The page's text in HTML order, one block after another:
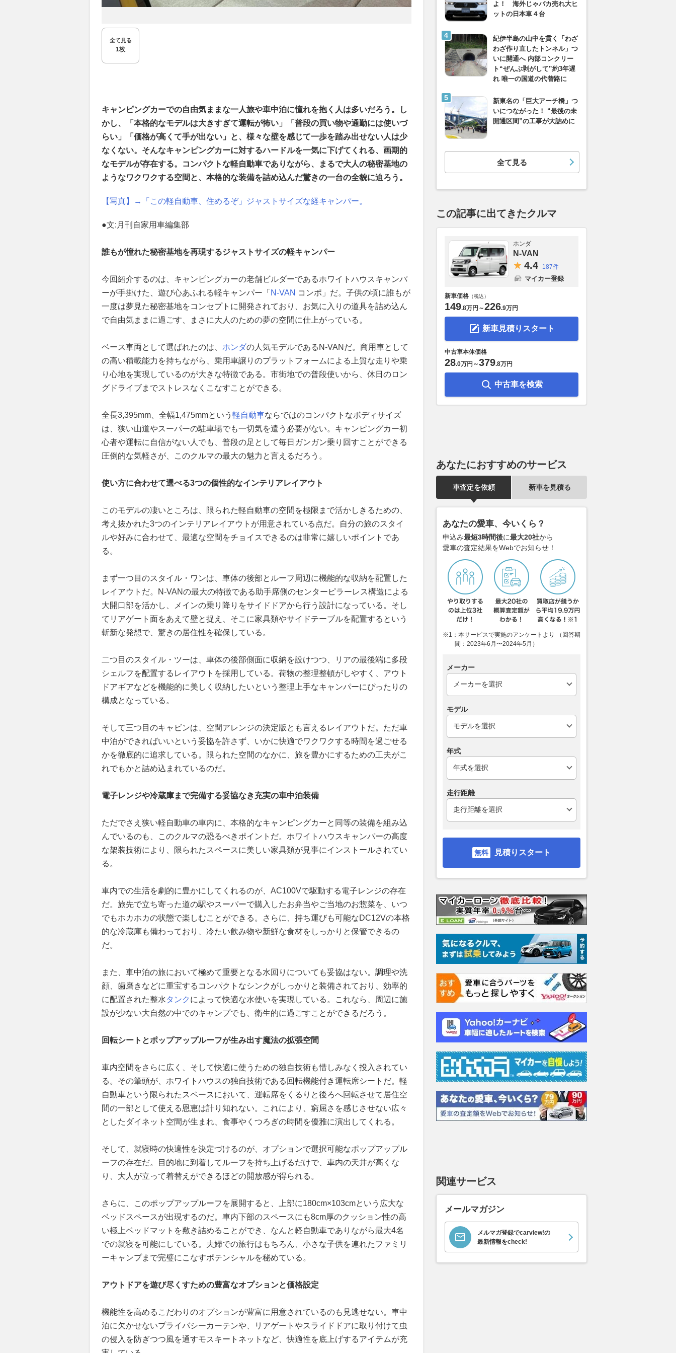
全て見る
1枚
キャンピングカーでの自由気ままな一人旅や車中泊に憧れを抱く人は多いだろう。し
かし、「本格的なモデルは大きすぎて運転が怖い」「普段の買い物や通勤には使いづ
らい」「価格が高くて手が出ない」と、様々な壁を感じて一歩を踏み出せない人は少
なくない。そんなキャンピングカーに対するハードルを一気に下げてくれる、画期的
なモデルが存在する。コンパクトな軽自動車でありながら、まるで大人の秘密基地の
ようなワクワクする空間と、本格的な装備を詰め込んだ驚きの一台の全貌に迫ろう。
【写真】→「この軽自動車、住めるぞ」ジャストサイズな経キャンパー。
●文:月刊自家用車編集部
誰もが憧れた秘密基地を再現するジャストサイズの軽キャンパー
今回紹介するのは、キャンピングカーの老舗ビルダーであるホワイトハウスキャンパ
ーが手掛けた、遊び心あふれる軽キャンパー「 N-VAN コンポ」だ。子供の頃に誰もが
一度は夢見た秘密基地をコンセプトに開発されており、お気に入りの道具を詰め込ん
で自由気ままに過ごす、まさに大人のための夢の空間に仕上がっている。
ベース車両として選ばれたのは、 ホンダの人気モデルであるN-VANだ。商用車として
の高い積載能力を持ちながら、乗用車譲りのプラットフォームによる上質な走りや乗
り心地を実現しているのが大きな特徴である。市街地での普段使いから、休日のロン
グドライブまでストレスなくこなすことができる。
全長3,395mm、全幅1,475mmという 軽自動車ならではのコンパクトなボディサイズ
は、狭い山道やスーパーの駐車場でも一切気を遣う必要がない。キャンピングカー初
心者や運転に自信がない人でも、普段の足として毎日ガンガン乗り回すことができる
圧倒的な気軽さが、このクルマの最大の魅力と言えるだろう。
使い方に合わせて選べる3つの個性的なインテリアレイアウト
このモデルの凄いところは、限られた軽自動車の空間を極限まで活かしきるための、
考え抜かれた3つのインテリアレイアウトが用意されている点だ。自分の旅のスタイ
ルや好みに合わせて、最適な空間をチョイスできるのは非常に嬉しいポイントであ
る。
まず一つ目のスタイル・ワンは、車体の後部とルーフ周辺に機能的な収納を配置した
レイアウトだ。N-VANの最大の特徴である助手席側のセンターピラーレス構造による
大開口部を活かし、メインの乗り降りをサイドドアから行う設計になっている。そし
てリアゲート面をあえて壁と捉え、そこに家具類やサイドテーブルを配置するという
斬新な発想で、驚きの居住性を確保している。
二つ目のスタイル・ツーは、車体の後部側面に収納を設けつつ、リアの最後端に多段
シェルフを配置するレイアウトを採用している。荷物の整理整頓がしやすく、アウト
ドアギアなどを機能的に美しく収納したいという整理上手なキャンパーにぴったりの
構成となっている。
そして三つ目のキャビンは、空間アレンジの決定版とも言えるレイアウトだ。ただ車
中泊ができればいいという妥協を許さず、いかに快適でワクワクする時間を過ごせる
かを徹底的に追求している。限られた空間のなかに、旅を豊かにするための工夫がこ
れでもかと詰め込まれているのだ。
電子レンジや冷蔵庫まで完備する妥協なき充実の車中泊装備
ただでさえ狭い軽自動車の車内に、本格的なキャンピングカーと同等の装備を組み込
んでいるのも、このクルマの恐るべきポイントだ。ホワイトハウスキャンパーの高度
な架装技術により、限られたスペースに美しい家具類が見事にインストールされてい
る。
車内での生活を劇的に豊かにしてくれるのが、AC100Vで駆動する電子レンジの存在
だ。旅先で立ち寄った道の駅やスーパーで購入したお弁当やご当地のお惣菜を、いつ
でもホカホカの状態で楽しむことができる。さらに、持ち運びも可能なDC12Vの本格
的な冷蔵庫も備わっており、冷たい飲み物や新鮮な食材をしっかりと保管できるの
だ。
また、車中泊の旅において極めて重要となる水回りについても妥協はない。調理や洗
顔、歯磨きなどに重宝するコンパクトなシンクがしっかりと装備されており、効率的
に配置された整水タンク によって快適な水使いを実現している。これなら、周辺に施
設が少ない大自然の中でのキャンプでも、衛生的に過ごすことができるだろう。
回転シートとポップアップルーフが生み出す魔法の拡張空間
車内空間をさらに広く、そして快適に使うための独自技術も惜しみなく投入されてい
る。その筆頭が、ホワイトハウスの独自技術である回転機能付き運転席シートだ。軽
自動車という限られたスペースにおいて、運転席をくるりと後ろへ回転させて居住空
間の一部として使える恩恵は計り知れない。これにより、窮屈さを感じさせない広々
としたダイネット空間が生まれ、食事やくつろぎの時間を優雅に演出してくれる。
そして、就寝時の快適性を決定づけるのが、オプションで選択可能なポップアップル
ーフの存在だ。目的地に到着してルーフを持ち上げるだけで、車内の天井が高くな
り、大人が立って着替えができるほどの開放感が得られる。
さらに、このポップアップルーフを展開すると、上部に180cm×103cmという広大な
ベッドスペースが出現するのだ。車内下部のスペースにも8cm厚のクッション性の高
い極上ベッドマットを敷き詰めることができ、なんと軽自動車でありながら最大4名
での就寝を可能にしている。夫婦での旅行はもちろん、小さな子供を連れたファミリ
ーキャンプまで完璧にこなすポテンシャルを秘めている。
アウトドアを遊び尽くすための豊富なオプションと価格設定
機能性を高めるこだわりのオプションが豊富に用意されているのも見逃せない。車中
泊に欠かせないプライバシーカーテンや、リアゲートやスライドドアに取り付けて虫
の侵入を防ぎつつ風を通すモスキートネットなど、快適性を底上げするアイテムが充
よ！ 海外じゃバカ売れ大ヒ
ットの日本車４台
紀伊半島の山中を貫く「わざ
わざ作り直したトンネル」つ
いに開通へ 内部コンクリー
ト“ぜんぶ剥がして”約3年遅
れ 唯一の国道の代替路に
新東名の「巨大アーチ橋」つ
いにつながった！ “最後の未
開通区間”の工事が大詰めに
全て見る
この記事に出てきたクルマ
ホンダ
N-VAN
4.4 187件
マイカー登録
新車価格 （税込）
149.8万円 ～226.9万円
新車見積りスタート
中古車本体価格
28.0万円 ～379.8万円
中古車を検索
あなたにおすすめのサービス
車査定を依頼 新車を見積る
あなたの愛車、今いくら？
申込み最短3時間後に最大20社から
愛車の査定結果をWebでお知らせ！
※1：本サービスで実施のアンケートより （回答期
間：2023年6月〜2024年5月）
メーカー
モデル
年式
走行距離
見積りスタート
関連サービス
メールマガジン
メルマガ登録でcarview!の
最新情報をcheck!